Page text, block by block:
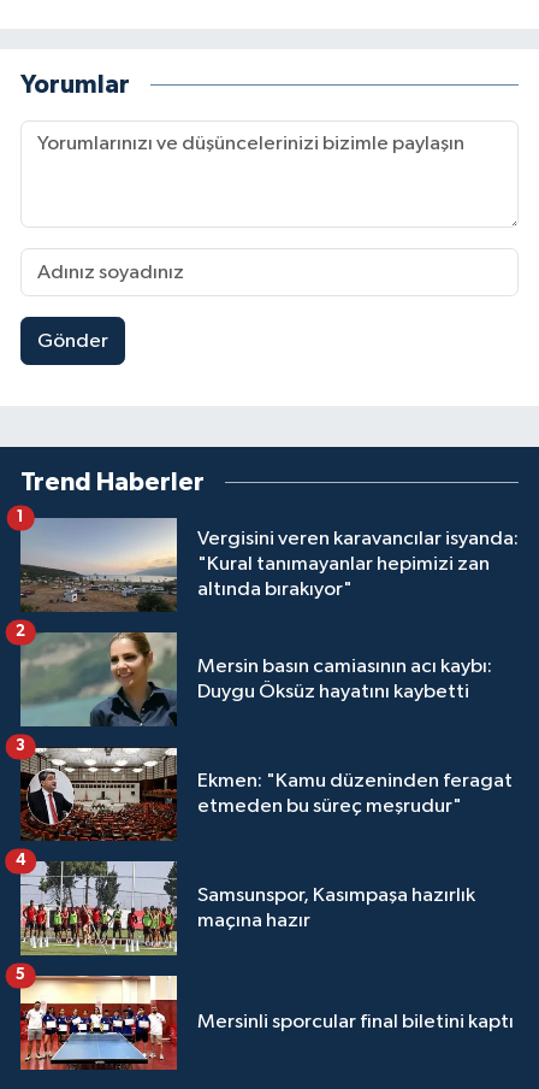
Yorumlar
Gönder
Trend Haberler
Vergisini veren karavancılar isyanda:
"Kural tanımayanlar hepimizi zan
altında bırakıyor"
1
Mersin basın camiasının acı kaybı:
Duygu Öksüz hayatını kaybetti
2
Ekmen: "Kamu düzeninden feragat
etmeden bu süreç meşrudur"
3
Samsunspor, Kasımpaşa hazırlık
maçına hazır
4
Mersinli sporcular final biletini kaptı
5